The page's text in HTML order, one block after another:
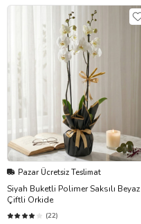
Pazar Ücretsiz Teslimat
Siyah Buketli Polimer Saksılı Beyaz
Çiftli Orkide
(22)